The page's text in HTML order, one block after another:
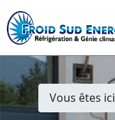
Vous êtes